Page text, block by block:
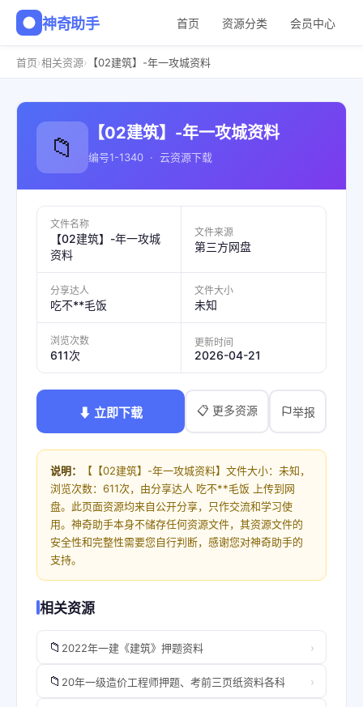
神奇助手 首页 资源分类 会员中心
首页›相关资源› 【02建筑】-年一攻城资料
📁 【02建筑】-年一攻城资料
编号1-1340 · 云资源下载
文件名称
【02建筑】-年一攻城
资料
文件来源
第三方网盘
分享达人
吃不**毛饭
文件大小
未知
浏览次数
611次
更新时间
2026-04-21
⬇ 立即下载 📋 更多资源 举报
说明：
【【02建筑】-年一攻城资料】文件大小：未知，
浏览次数：611次，由分享达人 吃不**毛饭 上传到网
盘。此页面资源均来自公开分享，只作交流和学习使
用。神奇助手本身不储存任何资源文件，其资源文件的
安全性和完整性需要您自行判断，感谢您对神奇助手的
支持。
相关资源
📁 2022年一建《建筑》押题资料 ›
📁 20年一级造价工程师押题、考前三页纸资料各科 ›